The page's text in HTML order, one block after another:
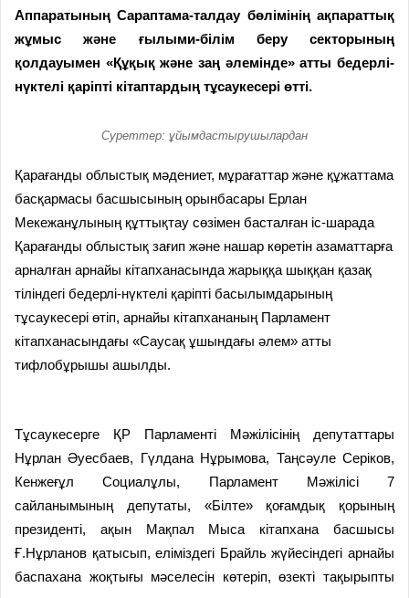
Аппаратының Сараптама-талдау бөлімінің ақпараттық
жұмыс және ғылыми-білім беру секторының
қолдауымен «Құқық және заң әлемінде» атты бедерлі-
нүктелі қаріпті кітаптардың тұсаукесері өтті.
Суреттер: ұйымдастырушылардан
Қарағанды облыстық мәдениет, мұрағаттар және құжаттама
басқармасы басшысының орынбасары Ерлан
Мекежанұлының құттықтау сөзімен басталған іс-шарада
Қарағанды облыстық зағип және нашар көретін азаматтарға
арналған арнайы кітапханасында жарыққа шыққан қазақ
тіліндегі бедерлі-нүктелі қаріпті басылымдарының
тұсаукесері өтіп, арнайы кітапхананың Парламент
кітапханасындағы «Саусақ ұшындағы әлем» атты
тифлобұрышы ашылды.
Тұсаукесерге ҚР Парламенті Мәжілісінің депутаттары
Нұрлан Әуесбаев, Гүлдана Нұрымова, Таңсәуле Серіков,
Кенжеғұл Социалұлы, Парламент Мәжілісі 7
сайланымының депутаты, «Білте» қоғамдық қорының
президенті, ақын Мақпал Мыса кітапхана басшысы
Ғ.Нұрланов қатысып, еліміздегі Брайль жүйесіндегі арнайы
баспахана жоқтығы мәселесін көтеріп, өзекті тақырыпты